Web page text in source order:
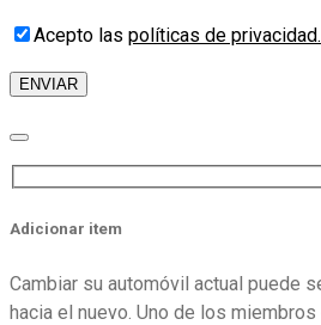
Acepto las políticas de privacidad.
Adicionar item
Cambiar su automóvil actual puede
hacia el nuevo. Uno de los